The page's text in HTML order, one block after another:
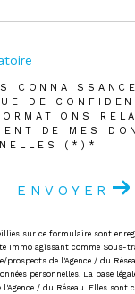
DE
DE MES
(*)*
ENVOYER
sur ce formulaire sont
Immo agissant comme Sous-
prospects de l'Agence / du
personnelles. La base
/ du Réseau. Elles sont